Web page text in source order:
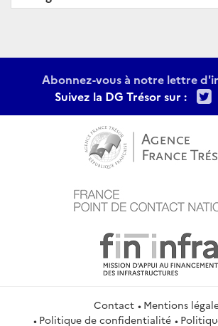
Abonnez-vous à notre lettre
Suivez la DG Trésor sur :
Contact
Mentions
Politique de confidentialité